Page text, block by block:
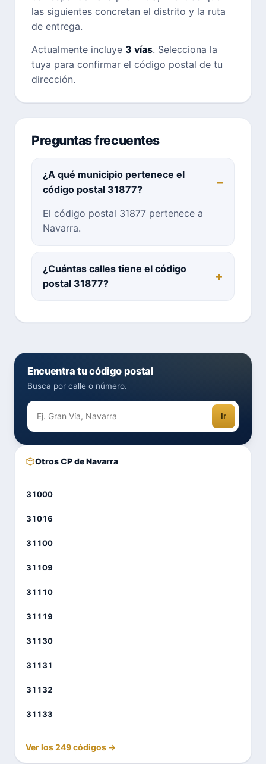
las siguientes concretan el distrito y la ruta
de entrega.
Actualmente incluye 3 vías. Selecciona la
tuya para confirmar el código postal de tu
dirección.
Preguntas frecuentes
¿A qué municipio pertenece el
código postal 31877?
El código postal 31877 pertenece a
Navarra.
¿Cuántas calles tiene el código
postal 31877?
Encuentra tu código postal
Busca por calle o número.
Ir
Otros CP de Navarra
31000
31016
31100
31109
31110
31119
31130
31131
31132
31133
Ver los 249 códigos →